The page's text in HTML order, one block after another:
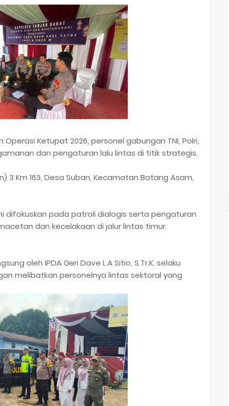
Operasi Ketupat 2026, personel gabungan TNI, Polri,
dan pengaturan lalu lintas di titik strategis.
3 Km 163, Desa Suban, Kecamatan Batang Asam,
difokuskan pada patroli dialogis serta pengaturan
dan kecelakaan di jalur lintas timur.
oleh IPDA Geri Dave L.A Sitio, S.Tr.K. selaku
melibatkan personelnya lintas sektoral yang